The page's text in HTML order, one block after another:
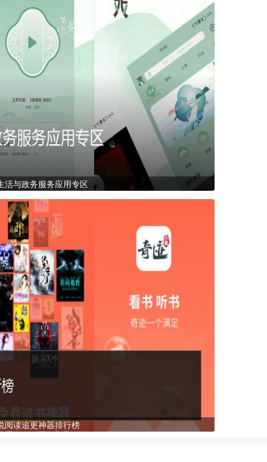
活与政务服务应用专区
阅读追更神器排行榜